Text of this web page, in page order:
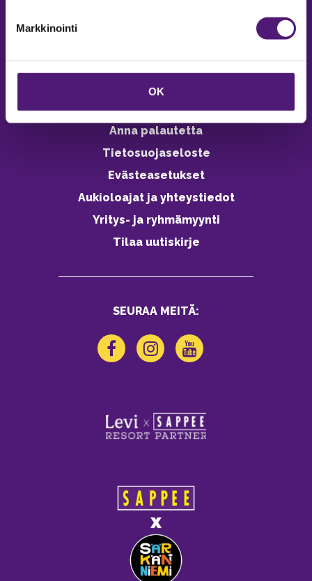
Markkinointi
OK
Vastuullisuus
Ympäristöohjelma
Avoimet työpaikat
Anna palautetta
Tietosuojaseloste
Evästeasetukset
Aukioloajat ja yhteystiedot
Yritys- ja ryhmämyynti
Tilaa uutiskirje
SEURAA MEITÄ: